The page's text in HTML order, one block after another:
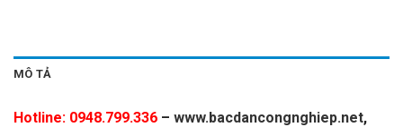
MÔ TẢ
Hotline: 0948.799.336 – www.bacdancongnghiep.net,